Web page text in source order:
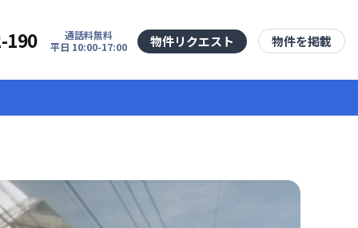
190
通話料無料
平日 10:00-17:00
物件リクエスト 物件を掲載